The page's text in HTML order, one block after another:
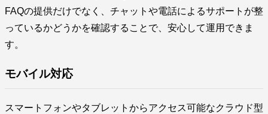
FAQの提供だけでなく、チャットや電話によるサポートが整
っているかどうかを確認することで、安心して運用できま
す。
モバイル対応
スマートフォンやタブレットからアクセス可能なクラウド型